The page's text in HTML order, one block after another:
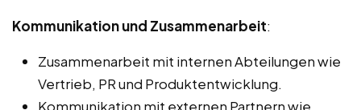
Kommunikation und Zusammenarbeit:
Zusammenarbeit mit internen Abteilungen wie
Vertrieb, PR und Produktentwicklung.
Kommunikation mit externen Partnern wie